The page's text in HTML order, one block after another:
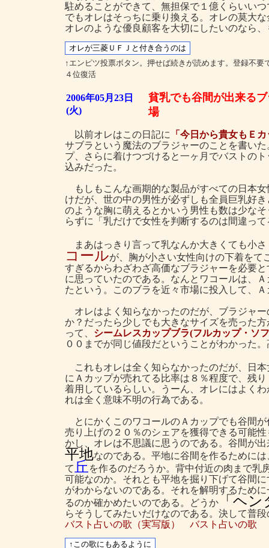
駐めることができて、無担保で１億くらいい
でもオレはそっちに乗り換える。オレの莫大
オレのような優良顧客を大切にしたいのなら
↑エンピツ投票ボタン。押せば続きが読めます。登録不要
４位復活
2006年05月23日
(火)
貧乳でも谷間が出来る
場
以前オレはこの日記に 「今日から貴女もＥ
サブラという魔法のブラジャーのことを書い
プ、さらに着けつづけると一ヶ月でバストの
込みだった。
もしもこんな画期的な製品がすべての日本
けだが、世の中の男性が必ずしも全員巨乳好
のような胸に萌えるとかいう男性も数は少な
らずに「乳だけで女性を判断するのは間違っ
まあはっきり言って乳なんか大きくても小
コールが、胸が小さい女性向けの下着をて
すぎるからわざわざ高価なブラジャーを必要
に思っていたのである。なんとワコールは、
たという。このブラを近々市場に投入して、
オレはよく知らなかったのだが、ブラジャ
か？だったら少しでも大きなサイズを売った
って、 シームレスカップブラ(フルカップ・ソ
００までが同じ値段だということがわかった
これもオレは全く知らなかったのだが、日本
にＡカップが売れてる比率は８％程度で、残
着用しているらしい。うーん、オレにはよく
れは全く意味不明の行為である。
とにかくこのワコールのＡカップでも谷間
売り上げの２０％のシェアを獲得できる可能
かし、オレは不思議に思うのである。谷間が
平地なのである。平地に谷間を作るために
て 丘 を作るのだろうか。背中付近の肉まで乳
可能なのか。それとも平地を掘り下げて谷間
がわからないのである。それを解明するため
るのか確かめたいのである。どうか「ヘン
らそうしてみたいだけなのである。決して普
バスト占いの歌（実写版）
バスト占いの歌